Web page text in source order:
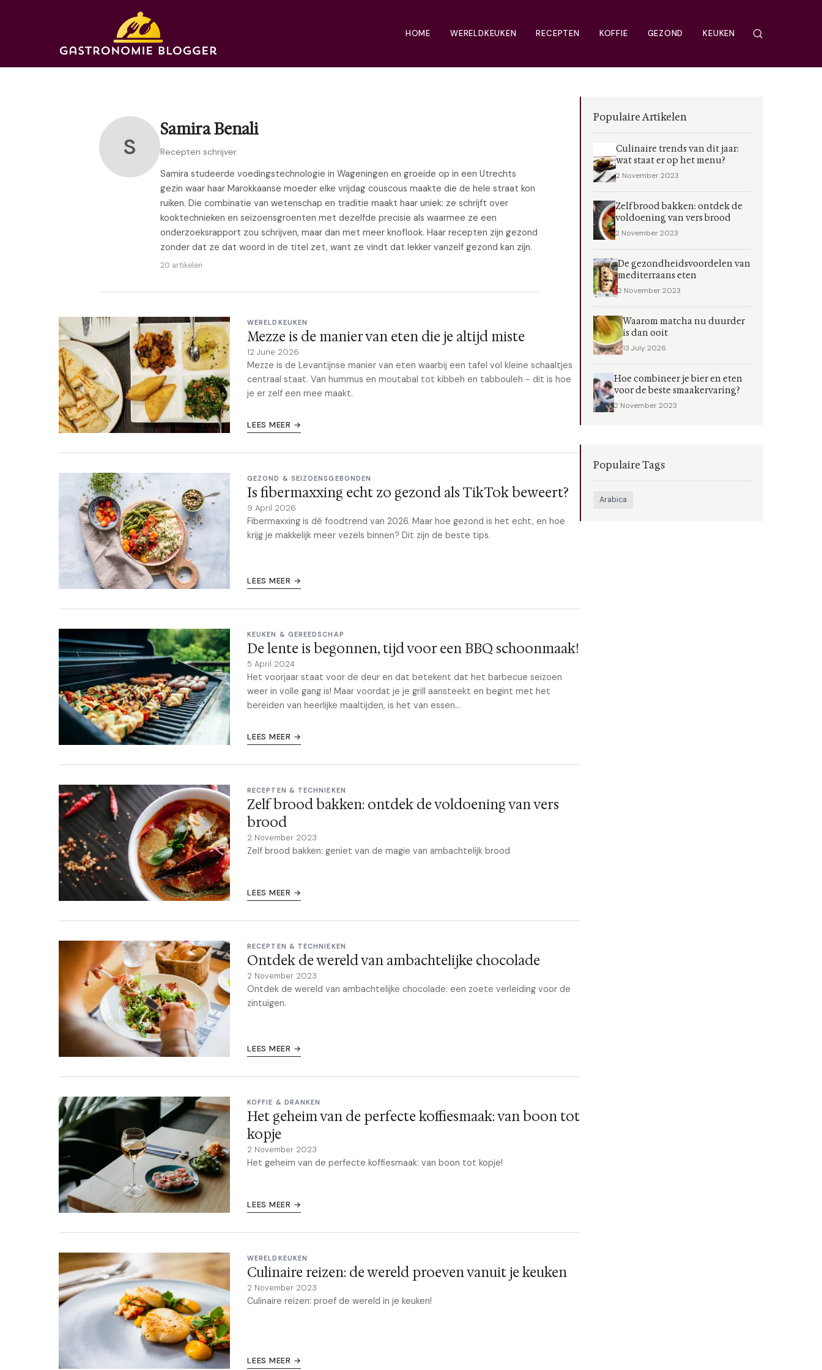
HOME WERELDKEUKEN RECEPTEN KOFFIE GEZOND KEUKEN
S
Samira Benali
Recepten schrijver
Samira studeerde voedingstechnologie in Wageningen en groeide op in een Utrechts
gezin waar haar Marokkaanse moeder elke vrijdag couscous maakte die de hele straat kon
ruiken. Die combinatie van wetenschap en traditie maakt haar uniek: ze schrijft over
kooktechnieken en seizoensgroenten met dezelfde precisie als waarmee ze een
onderzoeksrapport zou schrijven, maar dan met meer knoflook. Haar recepten zijn gezond
zonder dat ze dat woord in de titel zet, want ze vindt dat lekker vanzelf gezond kan zijn.
20 artikelen
WERELDKEUKEN
Mezze is de manier van eten die je altijd miste
12 June 2026
Mezze is de Levantijnse manier van eten waarbij een tafel vol kleine schaaltjes
centraal staat. Van hummus en moutabal tot kibbeh en tabbouleh - dit is hoe
je er zelf een mee maakt.
LEES MEER →
GEZOND & SEIZOENSGEBONDEN
Is fibermaxxing echt zo gezond als TikTok beweert?
9 April 2026
Fibermaxxing is dé foodtrend van 2026. Maar hoe gezond is het echt, en hoe
krijg je makkelijk meer vezels binnen? Dit zijn de beste tips.
LEES MEER →
KEUKEN & GEREEDSCHAP
De lente is begonnen, tijd voor een BBQ schoonmaak!
5 April 2024
Het voorjaar staat voor de deur en dat betekent dat het barbecue seizoen
weer in volle gang is! Maar voordat je je grill aansteekt en begint met het
bereiden van heerlijke maaltijden, is het van essen...
LEES MEER →
RECEPTEN & TECHNIEKEN
Zelf brood bakken: ontdek de voldoening van vers
brood
2 November 2023
Zelf brood bakken: geniet van de magie van ambachtelijk brood
LEES MEER →
RECEPTEN & TECHNIEKEN
Ontdek de wereld van ambachtelijke chocolade
2 November 2023
Ontdek de wereld van ambachtelijke chocolade: een zoete verleiding voor de
zintuigen.
LEES MEER →
KOFFIE & DRANKEN
Het geheim van de perfecte koffiesmaak: van boon tot
kopje
2 November 2023
Het geheim van de perfecte koffiesmaak: van boon tot kopje!
LEES MEER →
WERELDKEUKEN
Culinaire reizen: de wereld proeven vanuit je keuken
2 November 2023
Culinaire reizen: proef de wereld in je keuken!
LEES MEER →
Populaire Artikelen
Culinaire trends van dit jaar:
wat staat er op het menu?
2 November 2023
Zelf brood bakken: ontdek de
voldoening van vers brood
2 November 2023
De gezondheidsvoordelen van
mediterraans eten
2 November 2023
Waarom matcha nu duurder
is dan ooit
13 July 2026
Hoe combineer je bier en eten
voor de beste smaakervaring?
2 November 2023
Populaire Tags
Arabica